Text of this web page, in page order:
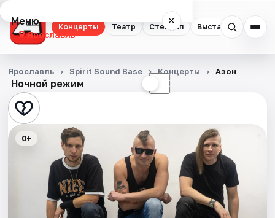
Концерты Театр Стендап Выставки
Меню ×
Ярославль
Концерты
Театр
Стендап
Квесты
Экскурсии
Ночной режим ☾
Ярославль Spirit Sound Base Концерты Азон
0+